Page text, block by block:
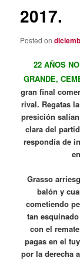
2017.
Posted on
22 AÑOS
GRANDE,
gran final
rival. Regatas
presición
clara del
respondía de
Grasso
balón y
cometiendo
tan
con el
pagas en el
por la derecha